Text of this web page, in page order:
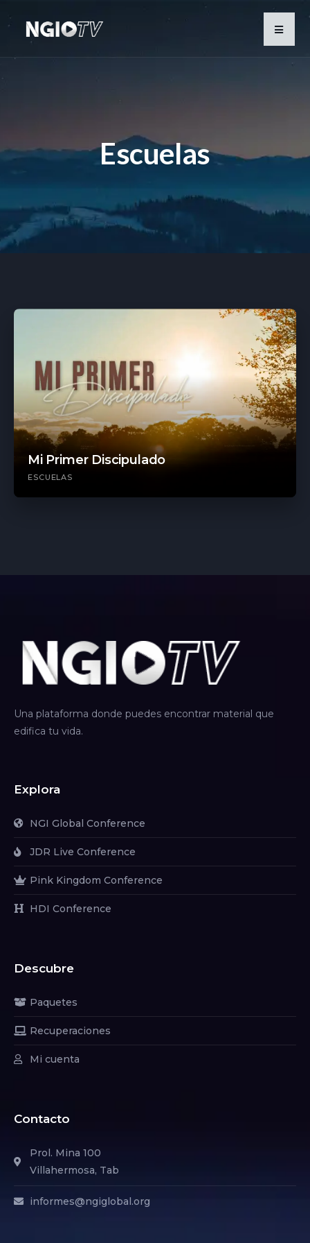
Escuelas
Mi Primer Discipulado
ESCUELAS
Una plataforma donde puedes encontrar material que
edifica tu vida.
Explora
NGI Global Conference
JDR Live Conference
Pink Kingdom Conference
HDI Conference
Descubre
Paquetes
Recuperaciones
Mi cuenta
Contacto
Prol. Mina 100
Villahermosa, Tab
informes@ngiglobal.org